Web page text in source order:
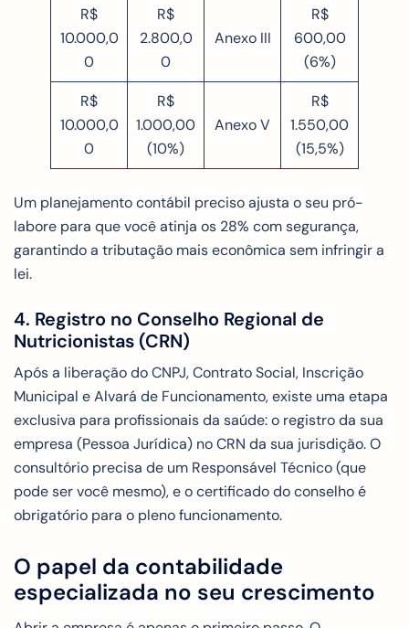
R$
10.000,0
0
R$
2.800,0
0
Anexo III
R$
600,00
(6%)
R$
10.000,0
0
R$
1.000,00
(10%)
Anexo V
R$
1.550,00
(15,5%)
Um planejamento contábil preciso ajusta o seu pró-
labore para que você atinja os 28% com segurança,
garantindo a tributação mais econômica sem infringir a
lei.
4. Registro no Conselho Regional de
Nutricionistas (CRN)
Após a liberação do CNPJ, Contrato Social, Inscrição
Municipal e Alvará de Funcionamento, existe uma etapa
exclusiva para profissionais da saúde: o registro da sua
empresa (Pessoa Jurídica) no CRN da sua jurisdição. O
consultório precisa de um Responsável Técnico (que
pode ser você mesmo), e o certificado do conselho é
obrigatório para o pleno funcionamento.
O papel da contabilidade
especializada no seu crescimento